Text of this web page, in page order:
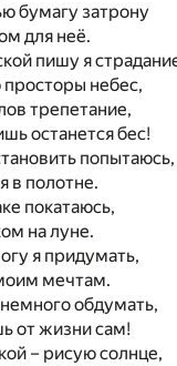
бумагу затрону
для неё.
пишу я
небес,
трепетание,
останется бес!
попытаюсь,
в полотне.
покатаюсь,
на луне.
я придумать,
мечтам.
обдумать,
от жизни сам!
– рисую солнце,